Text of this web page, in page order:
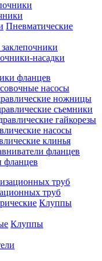
Пневматические
насадки
фланцев
насосы
ножницы
съемники
гайкорезы
насосы
клинья
фланцев
труб
Клуппы
Клуппы